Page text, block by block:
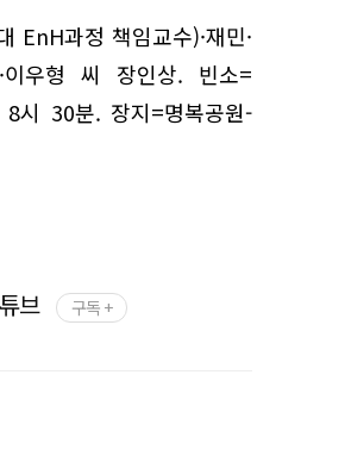
EnH과정 책임교수)·재민·
이우형 씨 장인상. 빈소=
시 30분. 장지=명복공원-
브 구독 +